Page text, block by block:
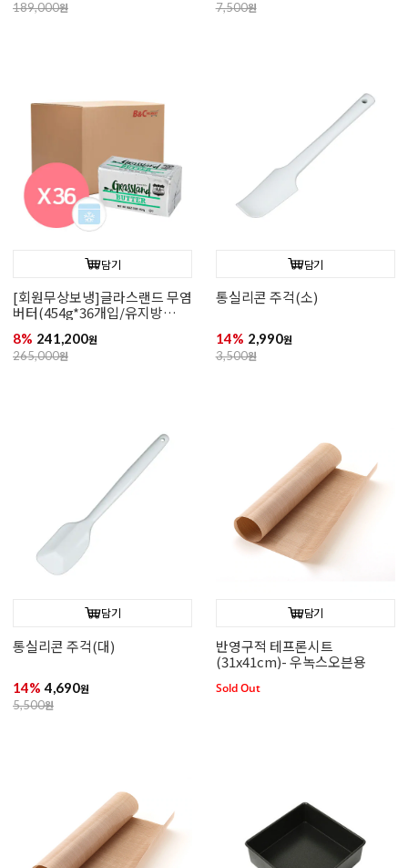
189,000원 7,500원
담기
[회원무상보냉]글라스랜드 무염
버터(454g*36개입/유지방
8% 241,200원
265,000원
담기
통실리콘 주걱(소)
14% 2,990원
3,500원
담기
통실리콘 주걱(대)
14% 4,690원
5,500원
담기
반영구적 테프론시트
(31x41cm)- 우녹스오븐용
Sold Out